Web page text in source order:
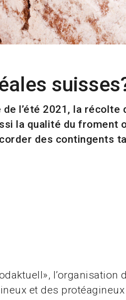
l’été 2021, la
la qualité du
des contingents
l’organisation
et des